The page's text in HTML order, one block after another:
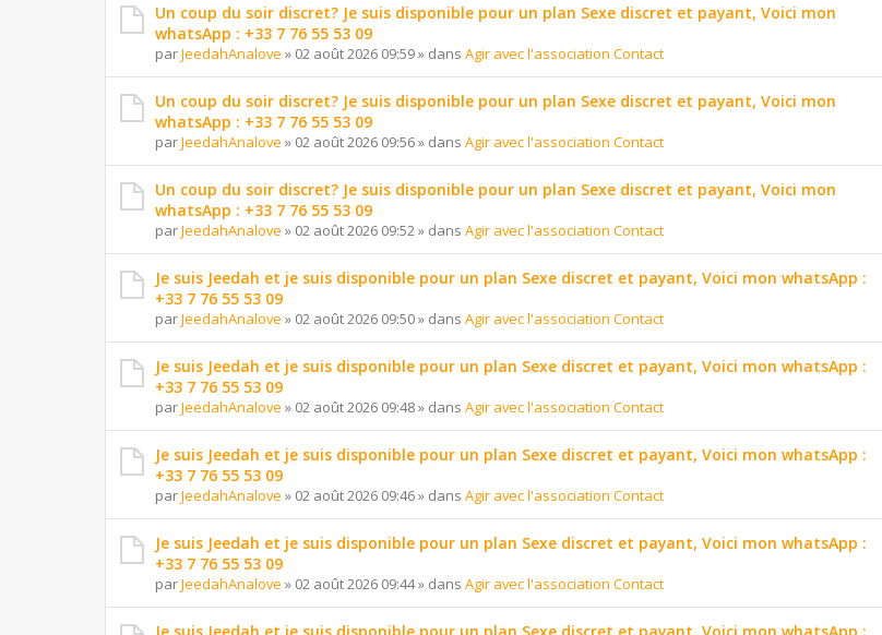
Un coup du soir discret? Je suis disponible pour un plan Sexe discret et payant, Voici mon
whatsApp : +33 7 76 55 53 09
parJeedahAnalove » 02 août 2026 09:59» dans Agir avec l'association Contact
Un coup du soir discret? Je suis disponible pour un plan Sexe discret et payant, Voici mon
whatsApp : +33 7 76 55 53 09
parJeedahAnalove » 02 août 2026 09:56» dans Agir avec l'association Contact
Un coup du soir discret? Je suis disponible pour un plan Sexe discret et payant, Voici mon
whatsApp : +33 7 76 55 53 09
parJeedahAnalove » 02 août 2026 09:52 » dans Agir avec l'association Contact
Je suis Jeedah et je suis disponible pour un plan Sexe discret et payant, Voici mon whatsApp :
+33 7 76 55 53 09
parJeedahAnalove » 02 août 2026 09:50» dans Agir avec l'association Contact
Je suis Jeedah et je suis disponible pour un plan Sexe discret et payant, Voici mon whatsApp :
+33 7 76 55 53 09
parJeedahAnalove » 02 août 2026 09:48» dans Agir avec l'association Contact
Je suis Jeedah et je suis disponible pour un plan Sexe discret et payant, Voici mon whatsApp :
+33 7 76 55 53 09
parJeedahAnalove » 02 août 2026 09:46» dans Agir avec l'association Contact
Je suis Jeedah et je suis disponible pour un plan Sexe discret et payant, Voici mon whatsApp :
+33 7 76 55 53 09
parJeedahAnalove » 02 août 2026 09:44» dans Agir avec l'association Contact
Je suis Jeedah et je suis disponible pour un plan Sexe discret et payant, Voici mon whatsApp :